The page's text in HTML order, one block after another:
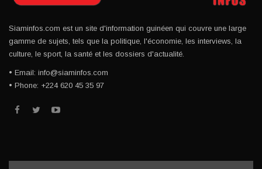
Siaminfos.com est un site d'information guinéen qui couvre une large
gamme de sujets, tels que la politique, l'économie, les interviews, la
culture, le sport, la santé et les dossiers d'actualité.
• Email: info@siaminfos.com
• Phone: +224 620 45 35 97